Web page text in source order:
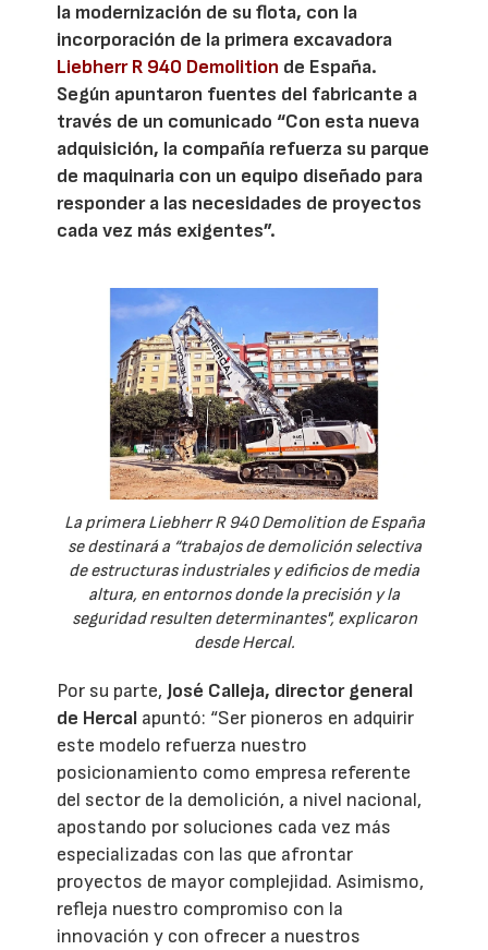
la modernización de su flota, con la
incorporación de la primera excavadora
Liebherr R 940 Demolition de España.
Según apuntaron fuentes del fabricante a
través de un comunicado “Con esta nueva
adquisición, la compañía refuerza su parque
de maquinaria con un equipo diseñado para
responder a las necesidades de proyectos
cada vez más exigentes”.
La primera Liebherr R 940 Demolition de España
se destinará a “trabajos de demolición selectiva
de estructuras industriales y edificios de media
altura, en entornos donde la precisión y la
seguridad resulten determinantes", explicaron
desde Hercal.
Por su parte,José Calleja, director general
de Hercal apuntó: “Ser pioneros en adquirir
este modelo refuerza nuestro
posicionamiento como empresa referente
del sector de la demolición, a nivel nacional,
apostando por soluciones cada vez más
especializadas con las que afrontar
proyectos de mayor complejidad. Asimismo,
refleja nuestro compromiso con la
innovación y con ofrecer a nuestros